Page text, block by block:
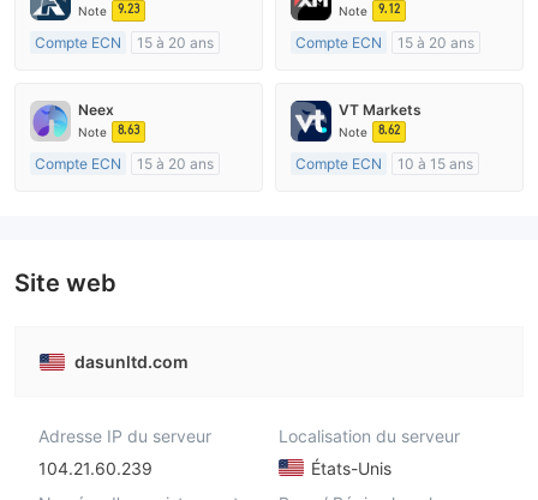
Note 9.23
Compte ECN
15 à 20 ans
Market Making (MM)
Etiquette principale MT4
Note 9.12
Compte ECN
15 à 20 ans
Market Making (MM)
Etiquette principale MT4
Neex
Note 8.63
Compte ECN
15 à 20 ans
VT Markets
Note 8.62
Compte ECN
10 à 15 ans
Site web
dasunltd.com
Adresse IP du serveur
104.21.60.239
Localisation du serveur
États-Unis